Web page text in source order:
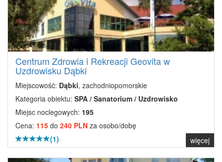
Centrum Zdrowia i Rekreacji Geovita w
Uzdrowisku Dąbki
Miejscowość: Dąbki, zachodniopomorskie
Kategoria obiektu: SPA / Sanatorium / Uzdrowisko
Miejsc noclegowych: 195
Cena: 115 do 240 PLN za osobo/dobę
(1)
więcej